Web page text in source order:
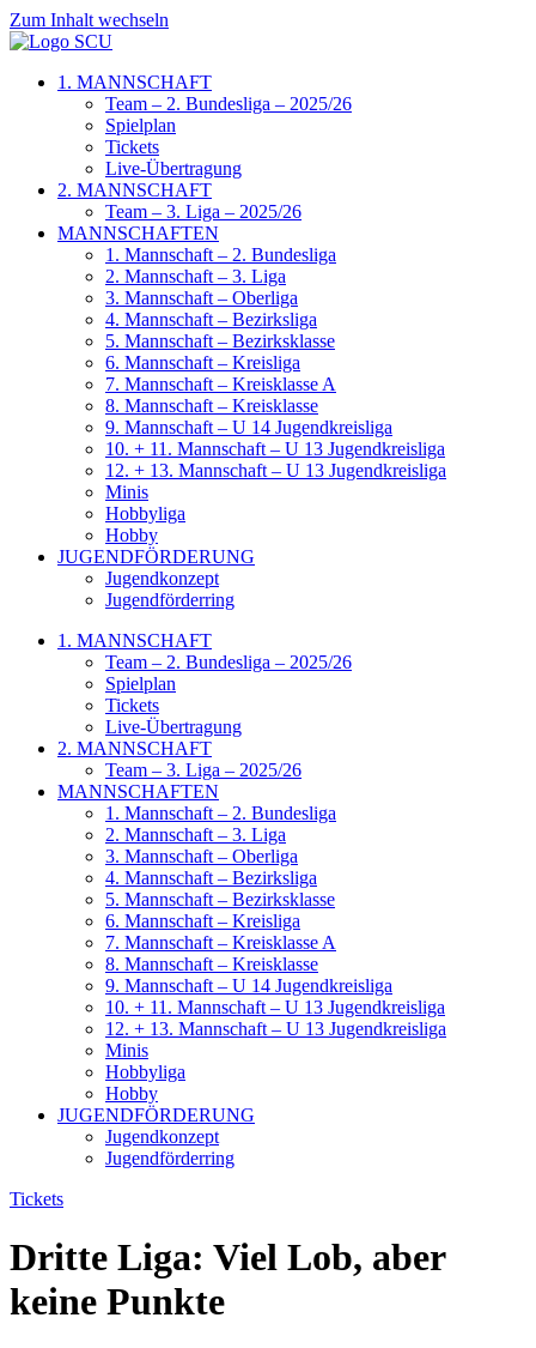
Zum Inhalt wechseln
1. MANNSCHAFT
Team – 2. Bundesliga – 2025/26
Spielplan
Tickets
Live-Übertragung
2. MANNSCHAFT
Team – 3. Liga – 2025/26
MANNSCHAFTEN
1. Mannschaft – 2. Bundesliga
2. Mannschaft – 3. Liga
3. Mannschaft – Oberliga
4. Mannschaft – Bezirksliga
5. Mannschaft – Bezirksklasse
6. Mannschaft – Kreisliga
7. Mannschaft – Kreisklasse A
8. Mannschaft – Kreisklasse
9. Mannschaft – U 14 Jugendkreisliga
10. + 11. Mannschaft – U 13 Jugendkreisliga
12. + 13. Mannschaft – U 13 Jugendkreisliga
Minis
Hobbyliga
Hobby
JUGENDFÖRDERUNG
Jugendkonzept
Jugendförderring
1. MANNSCHAFT
Team – 2. Bundesliga – 2025/26
Spielplan
Tickets
Live-Übertragung
2. MANNSCHAFT
Team – 3. Liga – 2025/26
MANNSCHAFTEN
1. Mannschaft – 2. Bundesliga
2. Mannschaft – 3. Liga
3. Mannschaft – Oberliga
4. Mannschaft – Bezirksliga
5. Mannschaft – Bezirksklasse
6. Mannschaft – Kreisliga
7. Mannschaft – Kreisklasse A
8. Mannschaft – Kreisklasse
9. Mannschaft – U 14 Jugendkreisliga
10. + 11. Mannschaft – U 13 Jugendkreisliga
12. + 13. Mannschaft – U 13 Jugendkreisliga
Minis
Hobbyliga
Hobby
JUGENDFÖRDERUNG
Jugendkonzept
Jugendförderring
Tickets
Dritte Liga: Viel Lob, aber
keine Punkte